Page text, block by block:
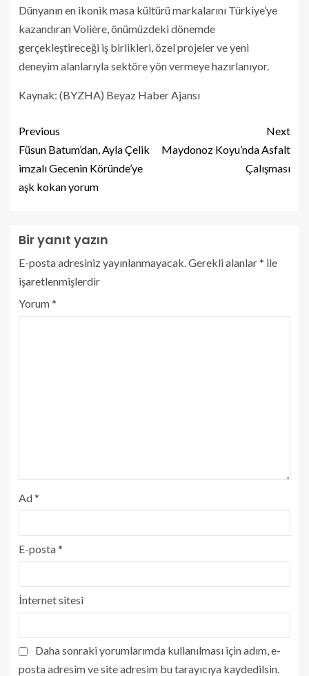
Dünyanın en ikonik masa kültürü markalarını Türkiye’ye
kazandıran Volière, önümüzdeki dönemde
gerçekleştireceği iş birlikleri, özel projeler ve yeni
deneyim alanlarıyla sektöre yön vermeye hazırlanıyor.
Kaynak: (BYZHA) Beyaz Haber Ajansı
Previous
Füsun Batum’dan, Ayla Çelik
imzalı Gecenin Köründe’ye
aşk kokan yorum
Next
Maydonoz Koyu’nda Asfalt
Çalışması
Bir yanıt yazın
E-posta adresiniz yayınlanmayacak. Gerekli alanlar* ile
işaretlenmişlerdir
Yorum*
Ad*
E-posta*
İnternet sitesi
Daha sonraki yorumlarımda kullanılması için adım, e-
posta adresim ve site adresim bu tarayıcıya kaydedilsin.